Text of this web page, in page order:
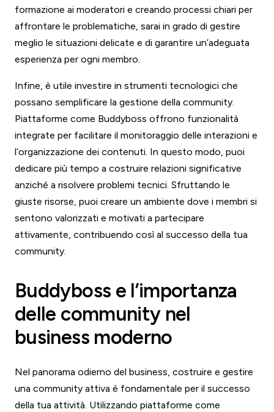
formazione ai moderatori e creando processi chiari per
affrontare le problematiche, sarai in grado di gestire
meglio le situazioni delicate e di garantire un’adeguata
esperienza per ogni membro.
Infine, è utile investire in strumenti tecnologici che
possano semplificare la gestione della community.
Piattaforme come Buddyboss offrono funzionalità
integrate per facilitare il monitoraggio delle interazioni e
l’organizzazione dei contenuti. In questo modo, puoi
dedicare più tempo a costruire relazioni significative
anziché a risolvere problemi tecnici. Sfruttando le
giuste risorse, puoi creare un ambiente dove i membri si
sentono valorizzati e motivati a partecipare
attivamente, contribuendo così al successo della tua
community.
Buddyboss e l’importanza
delle community nel
business moderno
Nel panorama odierno del business, costruire e gestire
una community attiva è fondamentale per il successo
della tua attività. Utilizzando piattaforme come